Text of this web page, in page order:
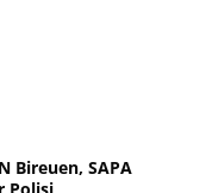
Bireuen, SAPA